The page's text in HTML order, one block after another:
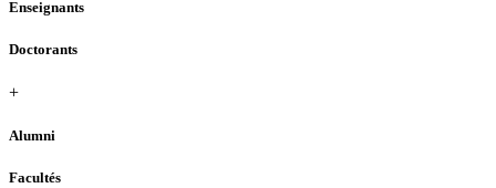
Enseignants
Doctorants
+
Alumni
Facultés